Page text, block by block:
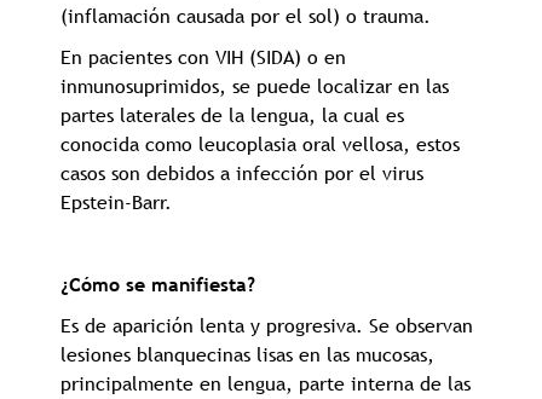
(inflamación causada por el sol) o trauma.
En pacientes con VIH (SIDA) o en
inmunosuprimidos, se puede localizar en las
partes laterales de la lengua, la cual es
conocida como leucoplasia oral vellosa, estos
casos son debidos a infección por el virus
Epstein-Barr.
¿Cómo se manifiesta?
Es de aparición lenta y progresiva. Se observan
lesiones blanquecinas lisas en las mucosas,
principalmente en lengua, parte interna de las